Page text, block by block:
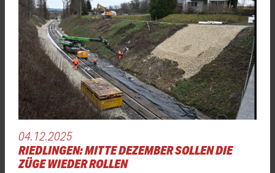
04.12.2025
RIEDLINGEN: MITTE DEZEMBER SOLLEN DIE
ZÜGE WIEDER ROLLEN